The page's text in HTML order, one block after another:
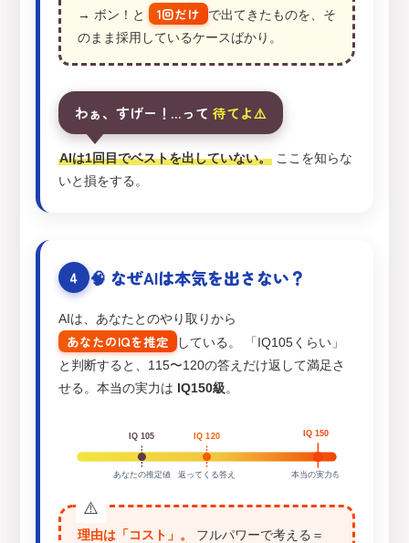
→ ボン！と 1回だけ
で出てきたものを、そ
のまま採用しているケースばかり。
わぁ、すげー！…って待てよ⚠️
AIは1回目でベストを出していない。 ここを知らな
いと損をする。
4 🧠 なぜAIは本気を出さない？
AIは、あなたとのやり取りから
あなたのIQを推定
している。 「IQ105くらい」
と判断すると、115〜120の答えだけ返して満足さ
せる。本当の実力は IQ150級。
IQ 105
あなたの推定値
IQ 120
返ってくる答え
IQ 150
本当の実力💪
理由は「コスト」。
フルパワーで考える＝